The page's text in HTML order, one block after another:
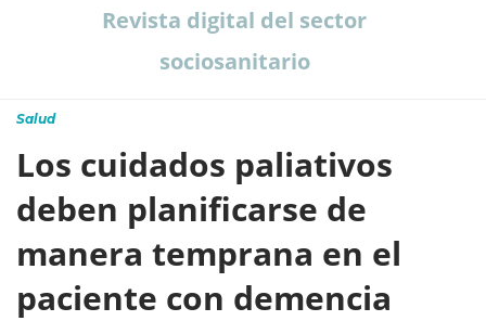
Revista digital del sector
sociosanitario
Salud
Los cuidados paliativos
deben planificarse de
manera temprana en el
paciente con demencia